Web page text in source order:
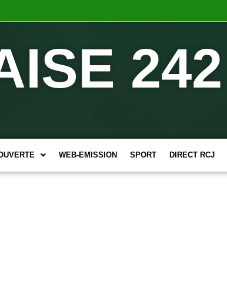
242
WEB-EMISSION SPORT DIRECT RCJ